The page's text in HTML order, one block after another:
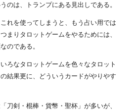
のは、トランプにある見出しである。
れを使ってしまうと、もう占い用では
まりタロットゲームをやるためには、
のである。
ろなタロットゲームを色々なタロット
結果更に、どういうカードがやりやす
刀剣・棍棒・貨幣・聖杯」が多いが、